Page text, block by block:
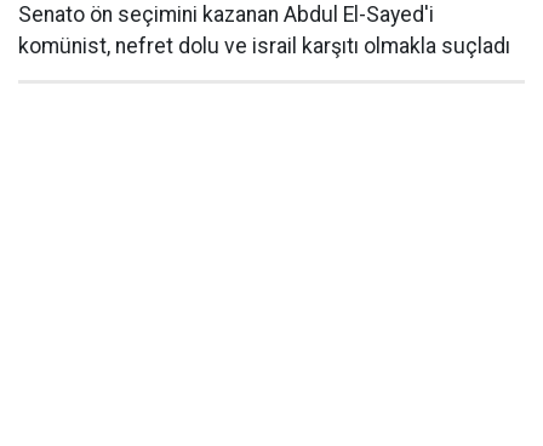
Senato ön seçimini kazanan Abdul El-Sayed'i
komünist, nefret dolu ve israil karşıtı olmakla suçladı